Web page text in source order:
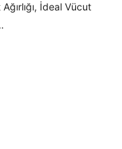
İdeal Vücut